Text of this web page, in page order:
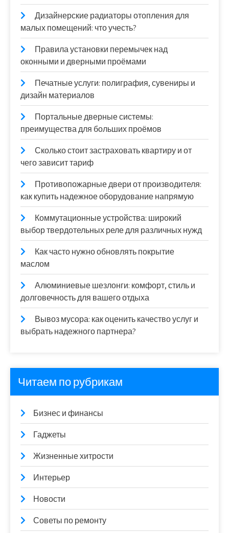
Дизайнерские радиаторы отопления для
малых помещений: что учесть?
Правила установки перемычек над
оконными и дверными проёмами
Печатные услуги: полиграфия, сувениры и
дизайн материалов
Портальные дверные системы:
преимущества для больших проёмов
Сколько стоит застраховать квартиру и от
чего зависит тариф
Противопожарные двери от производителя:
как купить надежное оборудование напрямую
Коммутационные устройства: широкий
выбор твердотельных реле для различных нужд
Как часто нужно обновлять покрытие
маслом
Алюминиевые шезлонги: комфорт, стиль и
долговечность для вашего отдыха
Вывоз мусора: как оценить качество услуг и
выбрать надежного партнера?
Читаем по рубрикам
Бизнес и финансы
Гаджеты
Жизненные хитрости
Интерьер
Новости
Советы по ремонту